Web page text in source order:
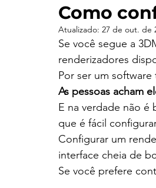
Trabalhos em Andamento
Viver de 3D 3ds Max
AutoCAD Revit
Como
Atualizado: 27 de out. de
Se você segue a
renderizadores
Por ser um
As pessoas acham
E na verdade não é
que é fácil
Configurar um
interface cheia de
Se você prefere